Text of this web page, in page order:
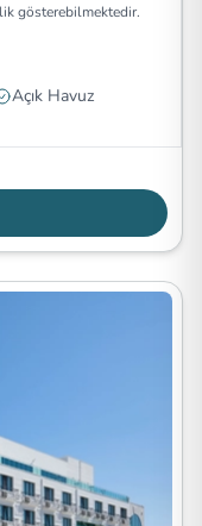
gösterebilmektedir.
Açık Havuz